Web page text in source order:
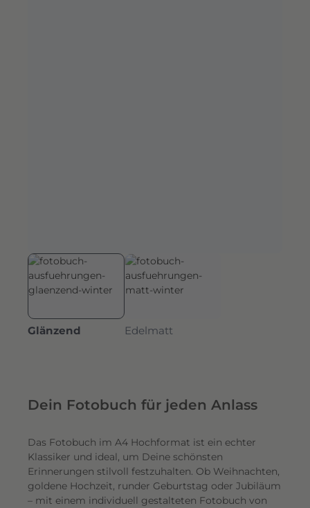
Glänzend Edelmatt
Dein Fotobuch für jeden Anlass
Das Fotobuch im A4 Hochformat ist ein echter
Klassiker und ideal, um Deine schönsten
Erinnerungen stilvoll festzuhalten. Ob Weihnachten,
goldene Hochzeit, runder Geburtstag oder Jubiläum
– mit einem individuell gestalteten Fotobuch von